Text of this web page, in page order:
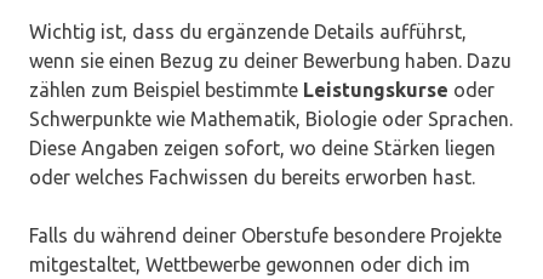
Wichtig ist, dass du ergänzende Details aufführst,
wenn sie einen Bezug zu deiner Bewerbung haben. Dazu
zählen zum Beispiel bestimmte Leistungskurse oder
Schwerpunkte wie Mathematik, Biologie oder Sprachen.
Diese Angaben zeigen sofort, wo deine Stärken liegen
oder welches Fachwissen du bereits erworben hast.
Falls du während deiner Oberstufe besondere Projekte
mitgestaltet, Wettbewerbe gewonnen oder dich im